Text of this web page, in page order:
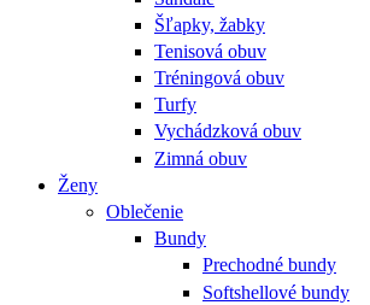
Šľapky, žabky
Tenisová obuv
Tréningová obuv
Turfy
Vychádzková obuv
Zimná obuv
Ženy
Oblečenie
Bundy
Prechodné bundy
Softshellové bundy